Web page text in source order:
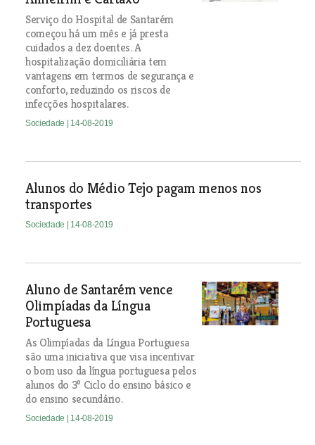
Serviço do Hospital de Santarém
começou há um mês e já presta
cuidados a dez doentes. A
hospitalização domiciliária tem
vantagens em termos de segurança e
conforto, reduzindo os riscos de
infecções hospitalares.
Sociedade | 14-08-2019
Alunos do Médio Tejo pagam menos nos
transportes
Sociedade | 14-08-2019
Aluno de Santarém vence
Olimpíadas da Língua
Portuguesa
As Olimpíadas da Língua Portuguesa
são uma iniciativa que visa incentivar
o bom uso da língua portuguesa pelos
alunos do 3º Ciclo do ensino básico e
do ensino secundário.
Sociedade | 14-08-2019